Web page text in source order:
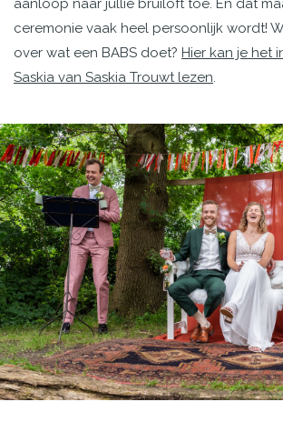
aanloop naar jullie bruiloft toe. En dat
ceremonie vaak heel persoonlijk wordt!
over wat een BABS doet? Hier kan je het
Saskia van Saskia Trouwt lezen.